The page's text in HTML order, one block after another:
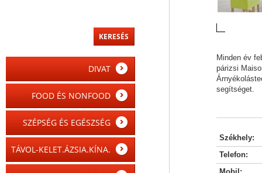
Minden év
párizsi
segítséget.
Székhely:
Telefon:
DIVAT
FOOD ÉS NONFOOD
SZÉPSÉG ÉS EGÉSZSÉG
TÁVOL-KELET.ÁZSIA.KÍNA.